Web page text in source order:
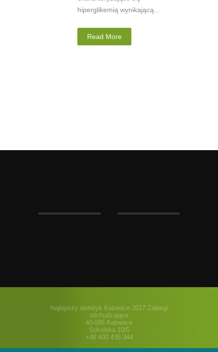
hiperglikemią wynikającą...
Read More
Najlepszy dietetyk Katowice 2017 Zabiegi
odchudzające
40-086 Katowice
Sokolska 10/5
+48 600 435 344